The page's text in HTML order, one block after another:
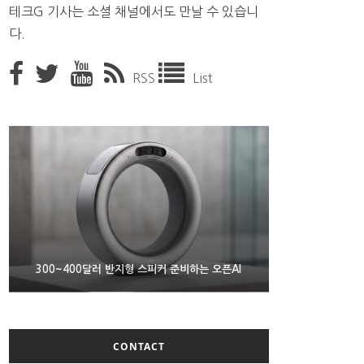
테크G 기사는 소셜 채널에서도 만날 수 있습니
다.
RSS List
300~400달러 반지형 스피커 준비하는 오픈AI
조용히 스팀 프레임 검증 요구사항 바꾼 밸브
9월 4일부터 서비스 접는 안드로이드 장치용 구글 어
시스턴트
CONTACT